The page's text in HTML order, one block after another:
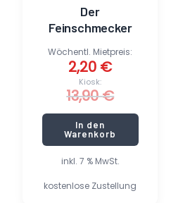
inkl. 7 % MwSt.
kostenlose Zustellung
Der
Feinschmecker
Kiosk:
13,90€
Wöchentl. Mietpreis:
2,20 €
In den
Warenkorb